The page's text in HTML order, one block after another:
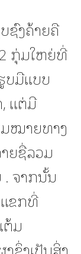
ຊົງຄ້າຍຄື
ກຸ່ມໃຫຍ່ທີ່
ບມືແບບ
ແຕ່ມີ
ໝາຍທາງ
ຍຊື່ລວມ
ຈາກນັ້ນ
ຂກທີ່
ຕ້ມ
ຊຶ່ງເປັນສິ່ງ